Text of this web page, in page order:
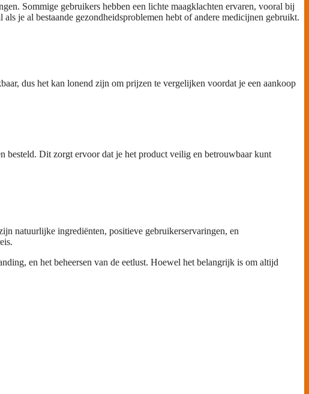
Sommige gebruikers hebben een lichte maagklachten ervaren, vooral bij
je al bestaande gezondheidsproblemen hebt of andere medicijnen gebruikt.
dus het kan lonend zijn om prijzen te vergelijken voordat je een aankoop
besteld. Dit zorgt ervoor dat je het product veilig en betrouwbaar kunt
natuurlijke ingrediënten, positieve gebruikerservaringen, en
en het beheersen van de eetlust. Hoewel het belangrijk is om altijd